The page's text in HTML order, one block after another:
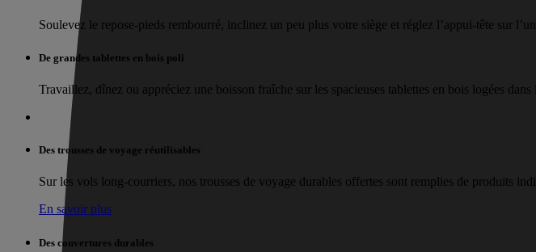
Soulevez le repose-pieds rembourré, inclinez un peu plus votre siège et réglez l’appui-tête sur
De grandes tablettes en bois poli
Travaillez, dînez ou appréciez une boisson fraîche sur les spacieuses tablettes en bois logées dans
Des trousses de voyage réutilisables
Sur les vols long-courriers, nos trousses de voyage durables offertes sont remplies de produits
En savoir plus
Des couvertures durables